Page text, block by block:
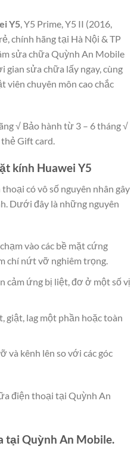
Y5 , Y5 Prime, Y5 II (2016,
chính hãng tại Hà Nội & TP
sửa chữa Quỳnh An Mobile
gian sửa chữa lấy ngay, cùng
viên chuyên môn cao chắc
√ Bảo hành từ 3 – 6 tháng √
Gift card.
kính Huawei Y5
có vô số nguyên nhân gây
Dưới đây là những nguyên
vào các bề mặt cứng
chí nứt vỡ nghiêm trọng.
cảm ứng bị liệt, đơ ở một số vị
giật, lag một phần hoặc toàn
và kênh lên so với các góc
điện thoại tại Quỳnh An
tại Quỳnh An Mobile.